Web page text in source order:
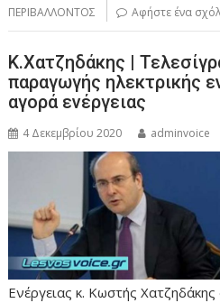
ΠΕΡΙΒΑΛΛΟΝΤΟΣ
Αφήστε ένα
Κ.Χατζηδάκης |
παραγωγής ηλεκτρικής
αγορά ενέργειας
4 Δεκεμβρίου 2020 adminvoice
Ενέργειας κ. Κωστής